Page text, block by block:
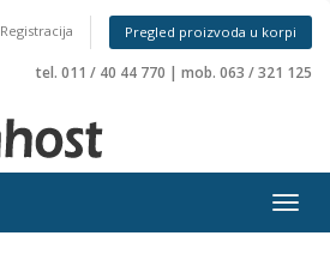
Registracija Pregled proizvoda u korpi
tel. 011 / 40 44 770 | mob. 063 / 321 125